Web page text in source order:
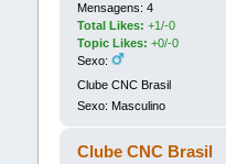
Mensagens: 4
Total Likes: +1/-0
Topic Likes: +0/-0
Sexo:
Clube CNC Brasil
Sexo: Masculino
Clube CNC Brasil